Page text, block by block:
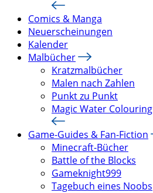
Comics & Manga
Neuerscheinungen
Kalender
Malbücher
Kratzmalbücher
Malen nach Zahlen
Punkt zu Punkt
Magic Water Colouring
Game-Guides & Fan-Fiction
Minecraft-Bücher
Battle of the Blocks
Gameknight999
Tagebuch eines Noobs